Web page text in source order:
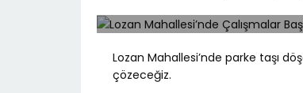
Lozan Mahallesi’nde parke taşı
çözeceğiz.